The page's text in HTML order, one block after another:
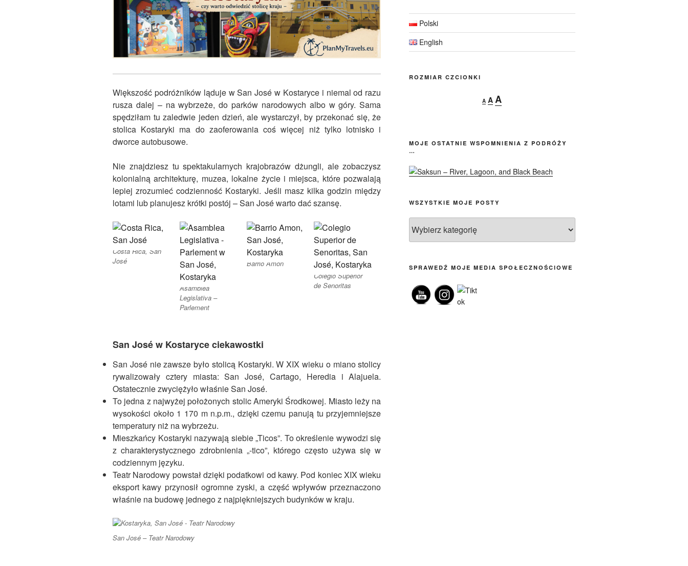
Większość podróżników ląduje w San José w Kostaryce i niemal od razu
rusza dalej – na wybrzeże, do parków narodowych albo w góry. Sama
spędziłam tu zaledwie jeden dzień, ale wystarczył, by przekonać się, że
stolica Kostaryki ma do zaoferowania coś więcej niż tylko lotnisko i
dworce autobusowe.
Nie znajdziesz tu spektakularnych krajobrazów dżungli, ale zobaczysz
kolonialną architekturę, muzea, lokalne życie i miejsca, które pozwalają
lepiej zrozumieć codzienność Kostaryki. Jeśli masz kilka godzin między
lotami lub planujesz krótki postój – San José warto dać szansę.
Costa Rica, San
José
Asamblea
Legislativa –
Parlement
Barrio Amon
Colegio Superior
de Senoritas
San José w Kostaryce ciekawostki
San José nie zawsze było stolicą Kostaryki. W XIX wieku o miano stolicy
rywalizowały cztery miasta: San José, Cartago, Heredia i Alajuela.
Ostatecznie zwyciężyło właśnie San José.
To jedna z najwyżej położonych stolic Ameryki Środkowej. Miasto leży na
wysokości około 1 170 m n.p.m., dzięki czemu panują tu przyjemniejsze
temperatury niż na wybrzeżu.
Mieszkańcy Kostaryki nazywają siebie „Ticos”. To określenie wywodzi się
z charakterystycznego zdrobnienia „-tico”, którego często używa się w
codziennym języku.
Teatr Narodowy powstał dzięki podatkowi od kawy. Pod koniec XIX wieku
eksport kawy przynosił ogromne zyski, a część wpływów przeznaczono
właśnie na budowę jednego z najpiękniejszych budynków w kraju.
San José – Teatr Narodowy
Polski
English
ROZMIAR CZCIONKI
A
Decrease
font
A Reset
font
AIncrease
MOJE OSTATNIE WSPOMNIENIA Z PODRÓŻY
…
WSZYSTKIE MOJE POSTY
moje
posty
SPRAWEDŹ MOJE MEDIA SPOŁECZNOŚCIOWE